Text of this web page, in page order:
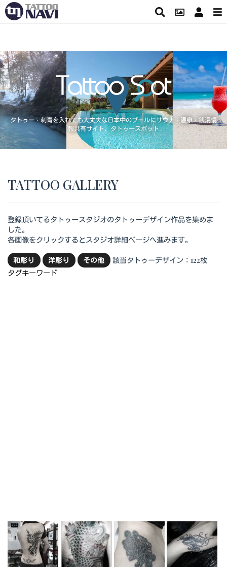
タトゥー・刺青を入れても大丈夫な日本中のプールにサウナ・温泉・銭湯情
報共有サイト、タトゥースポット
TATTOO GALLERY
登録頂いてるタトゥースタジオのタトゥーデザイン作品を集めま
した。
各画像をクリックするとスタジオ詳細ページへ進みます。
和彫り 洋彫り その他
該当タトゥーデザイン：122枚
タグキーワード